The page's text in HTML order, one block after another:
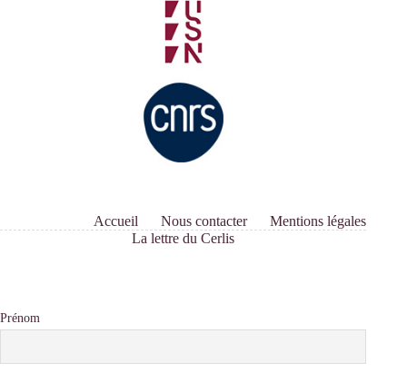
Accueil Nous contacter
Mentions légales
La lettre du Cerlis
Prénom